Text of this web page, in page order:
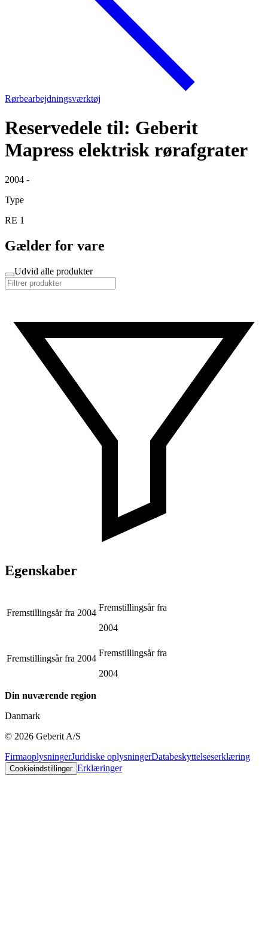
Rørbearbejdningsværktøj
Reservedele til: Geberit
Mapress elektrisk rørafgrater
2004 -
Type
RE 1
Gælder for vare
Udvid alle produkter
Egenskaber
Fremstillingsår fra 2004
Fremstillingsår fra
2004
Fremstillingsår fra 2004
Fremstillingsår fra
2004
Din nuværende region
Danmark
© 2026 Geberit A/S
FirmaoplysningerJuridiske oplysningerDatabeskyttelseserklæring
Cookieindstillinger Erklæringer